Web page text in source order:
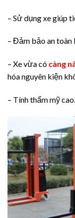
– Sử dụng xe giúp
– Đảm bảo an toàn
– Xe vừa có càng
hóa nguyên kiện
– Tính thẩm mỹ cao.